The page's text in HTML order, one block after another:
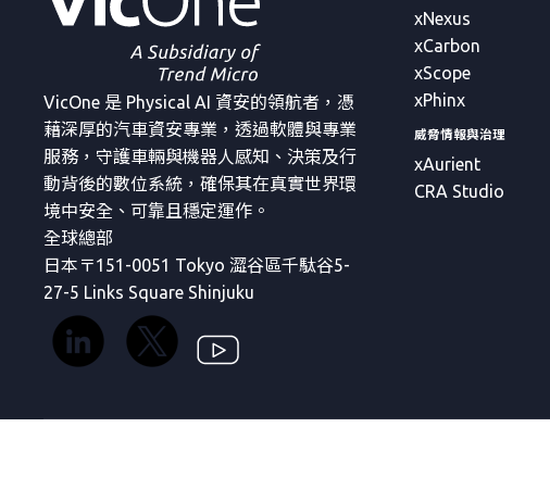
VicOne 是 Physical AI 資安的領航者，憑
藉深厚的汽車資安專業，透過軟體與專業
服務，守護車輛與機器人感知、決策及行
動背後的數位系統，確保其在真實世界環
境中安全、可靠且穩定運作。
全球總部
日本〒151-0051 Tokyo 澀谷區千駄谷5-
27-5 Links Square Shinjuku
xNexus
xCarbon
xScope
xPhinx
威脅情報與治理
xAurient
CRA Studio